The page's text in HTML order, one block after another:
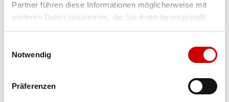
Partner führen diese Informationen möglicherweise mit
weiteren Daten zusammen, die Sie ihnen bereitgestellt
haben oder die sie im Rahmen Ihrer Nutzung der Dienste
Notwendig
Präferenzen
Ausgewählt
Verfügbarkeit: